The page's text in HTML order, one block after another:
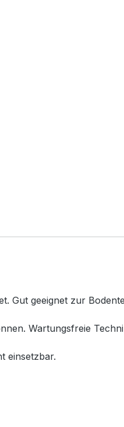
Gut geeignet zur
Wartungsfreie
einsetzbar.